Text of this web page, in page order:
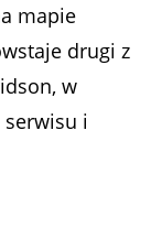
mapie
drugi z
w
serwisu i